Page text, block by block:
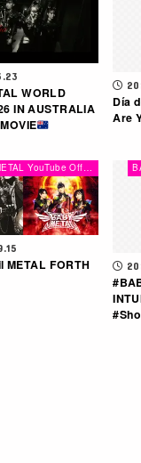
WORLD
IN AUSTRALIA
Día
Are
BABYMETAL YouTube Official Channel
METAL FORTH